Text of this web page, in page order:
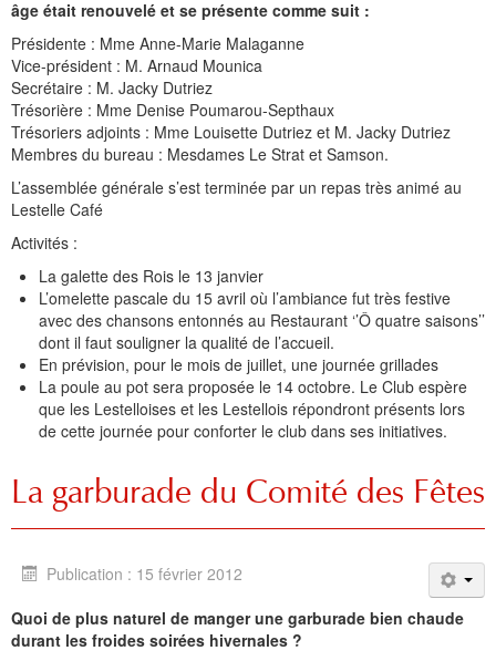
Aires de pique-nique
Manifestations
Liens touristiques
Montagne
Villes
Sports d'hivers et thermes
Vers le progrès
Le XXe siécle
Translation du cimetière
Recensement de 1385
Le cimetière
Le monument aux morts
Le moulin
Les chemins
PV du Conseil Municipal
Le service scolaire
Services aux personnes
Compétences
Réalisations
PLU 2025 modification simplifiée N° 1
PLU 2020
PLU 2011 - Règlement
Restauration du calvaire
Équipements
Aménagements
Projets
Budget et finances
Comptes administratifs
Fiscalité
État civil
Naissances
Mariages / Pacs
Décès
Mentions légales et politique de confidentialité
Collège et lycées
Collèges aux alentours
Lycées aux alentours
Associations
Services publics
Services aux jeunes
Administrations
Maisons de retraite
Transports
Déchets
Culte
Les pèlerinages
Récit de voyage en 1645
La Chapelle Saint Michel
Le calvaire
Le vieux pont
Le Musée
L'ensemble scolaire
La maison de retraite
Les accueils
Votre séjour
âge était renouvelé et se présente comme suit :
Présidente : Mme Anne-Marie Malaganne
Vice-président : M. Arnaud Mounica
Secrétaire : M. Jacky Dutriez
Trésorière : Mme Denise Poumarou-Septhaux
Trésoriers adjoints : Mme Louisette Dutriez et M. Jacky Dutriez
Membres du bureau : Mesdames Le Strat et Samson.
L’assemblée générale s’est terminée par un repas très animé au
Lestelle Café
Activités :
La galette des Rois le 13 janvier
L’omelette pascale du 15 avril où l’ambiance fut très festive
avec des chansons entonnés au Restaurant ‘’Ô quatre saisons’’
dont il faut souligner la qualité de l’accueil.
En prévision, pour le mois de juillet, une journée grillades
La poule au pot sera proposée le 14 octobre. Le Club espère
que les Lestelloises et les Lestellois répondront présents lors
de cette journée pour conforter le club dans ses initiatives.
La garburade du Comité des Fêtes
Publication : 15 février 2012
Quoi de plus naturel de manger une garburade bien chaude
durant les froides soirées hivernales ?